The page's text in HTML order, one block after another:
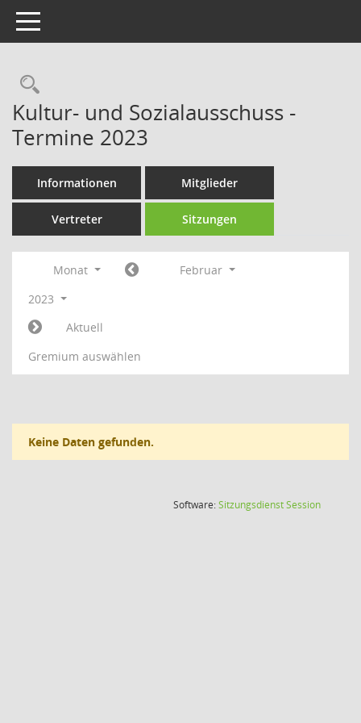
Toggle navigation
Rechercheauswahl
Kultur- und Sozialausschuss -
Termine 2023
Informationen Mitglieder
Vertreter Sitzungen
Monat
Februar
2023
Aktuell
Gremium auswählen
Keine Daten gefunden.
Software:SitzungsdienstSession(Wird in